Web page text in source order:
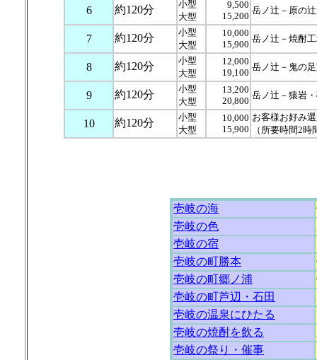
6 約120分
小型
大型
9,500
15,200
岳ノ辻－原の
7 約120分
小型
大型
10,000
15,900
岳ノ辻－焼酎
8 約120分
小型
大型
12,000
19,100
岳ノ辻－鬼の
9 約120分
小型
大型
13,200
20,800
岳ノ辻－猿岩
10 約120分
小型
大型
10,000
15,900
お客様お好み
（所要時間2時
壱岐の海
壱岐の色
壱岐の宿
壱岐の町勝本
壱岐の町郷ノ浦
壱岐の町芦辺・石田
壱岐の温泉にひたる
壱岐の焼酎を飲る
壱岐の祭り・催事